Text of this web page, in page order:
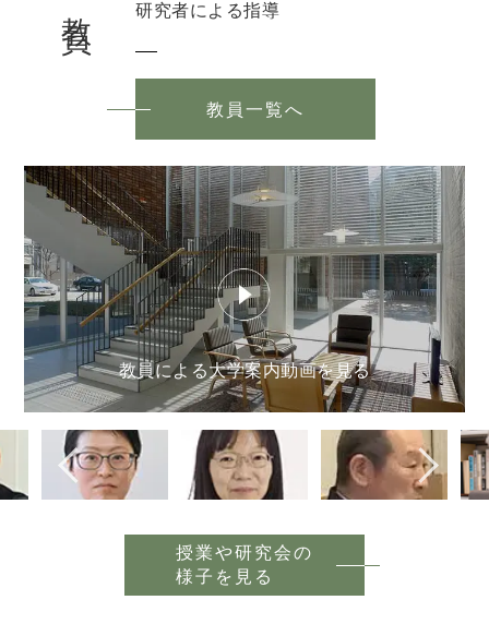
研究者による指導
教員一覧へ
授業や研究会の
様子を見る